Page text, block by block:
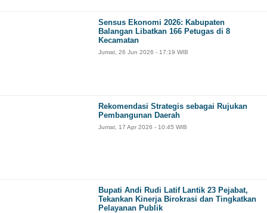
Sensus Ekonomi 2026: Kabupaten
Balangan Libatkan 166 Petugas di 8
Kecamatan
Jumat, 26 Jun 2026 - 17:19 WIB
Rekomendasi Strategis sebagai Rujukan
Pembangunan Daerah
Jumat, 17 Apr 2026 - 10:45 WIB
Bupati Andi Rudi Latif Lantik 23 Pejabat,
Tekankan Kinerja Birokrasi dan Tingkatkan
Pelayanan Publik